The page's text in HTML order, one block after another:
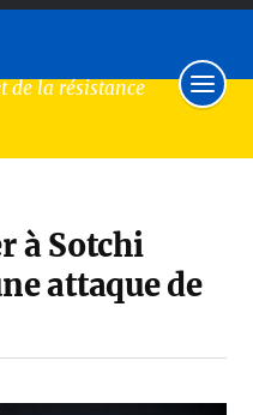
de la résistance
à Sotchi
attaque de